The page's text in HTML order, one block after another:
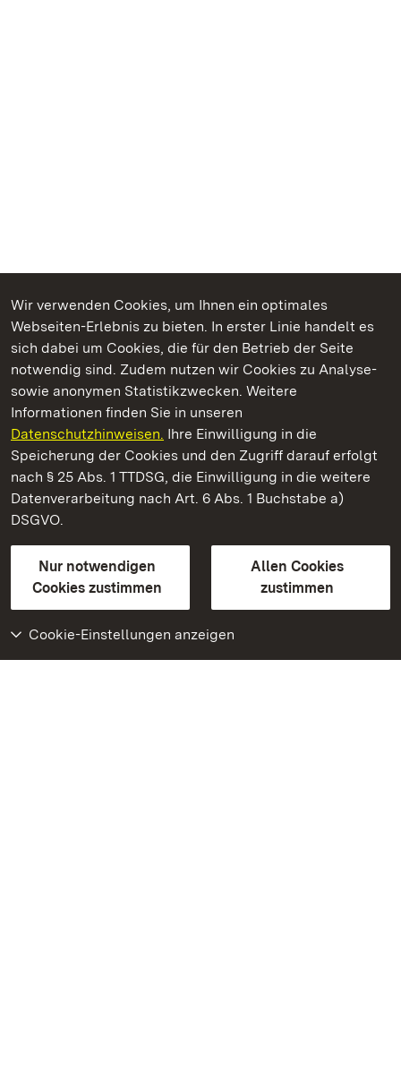
Wir verwenden Cookies, um Ihnen ein optimales
Webseiten-Erlebnis zu bieten. In erster Linie handelt es
sich dabei um Cookies, die für den Betrieb der Seite
notwendig sind. Zudem nutzen wir Cookies zu Analyse-
sowie anonymen Statistikzwecken. Weitere
Informationen finden Sie in unseren
Datenschutzhinweisen. Ihre Einwilligung in die
Speicherung der Cookies und den Zugriff darauf erfolgt
nach § 25 Abs. 1 TTDSG, die Einwilligung in die weitere
Datenverarbeitung nach Art. 6 Abs. 1 Buchstabe a)
DSGVO.
Nur notwendigen
Cookies zustimmen
Allen Cookies
zustimmen
Cookie-Einstellungen anzeigen
Kommen. Staunen. Genießen.
Staatliche Schlösser und Gärten Baden‑Württemberg
Staatliche Schlösser und Gärten Baden-Württemberg
Kontakt
GebärdenspracheLeichte Sprache
Erklärung zur Barrierefreiheit
BITV-konform (geprüfte Seiten)
Weiteres